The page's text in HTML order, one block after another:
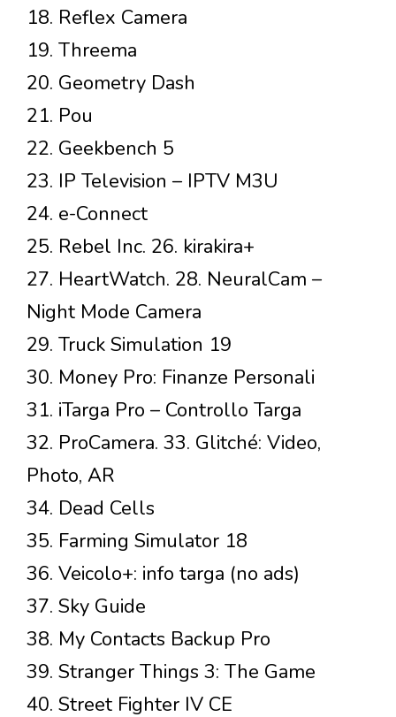
18. Reflex Camera
19. Threema
20. Geometry Dash
21. Pou
22. Geekbench 5
23. IP Television – IPTV M3U
24. e-Connect
25. Rebel Inc. 26. kirakira+
27. HeartWatch. 28. NeuralCam –
Night Mode Camera
29. Truck Simulation 19
30. Money Pro: Finanze Personali
31. iTarga Pro – Controllo Targa
32. ProCamera. 33. Glitché: Video,
Photo, AR
34. Dead Cells
35. Farming Simulator 18
36. Veicolo+: info targa (no ads)
37. Sky Guide
38. My Contacts Backup Pro
39. Stranger Things 3: The Game
40. Street Fighter IV CE